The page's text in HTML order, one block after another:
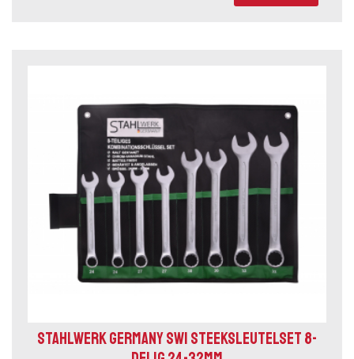
STAHLWERK GERMANY SW1 STEEKSLEUTELSET 8-